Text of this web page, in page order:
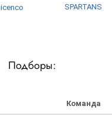
SPARTANS
Подборы:
Команда